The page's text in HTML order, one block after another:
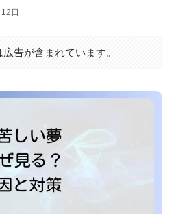
日
告が含まれています。